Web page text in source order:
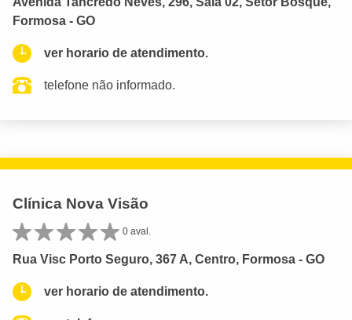
Formosa - GO
ver horario de atendimento.
telefone não informado.
Clínica Nova Visão
0 aval.
Rua Visc Porto Seguro, 367 A, Centro, Formosa - GO
ver horario de atendimento.